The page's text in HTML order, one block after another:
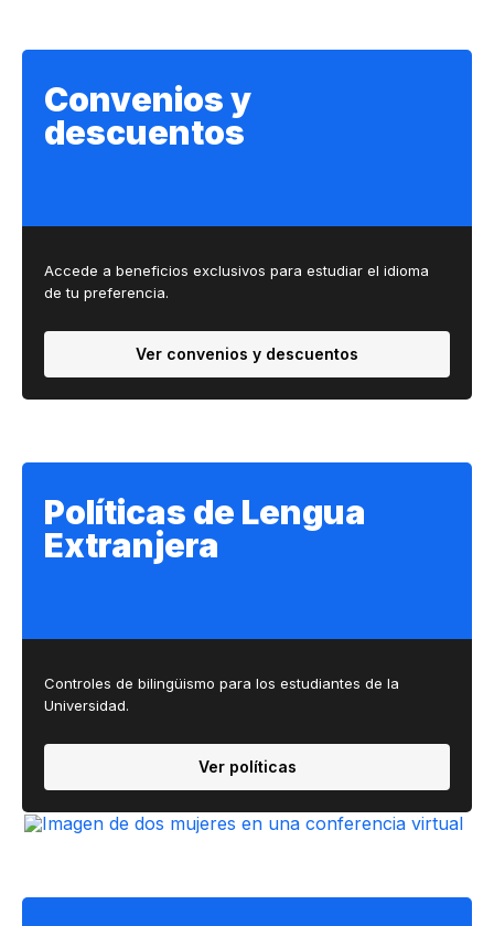
Convenios y
descuentos
Accede a beneficios exclusivos para estudiar el idioma
de tu preferencia.
Ver convenios y descuentos
Políticas de Lengua
Extranjera
Controles de bilingüismo para los estudiantes de la
Universidad.
Ver políticas